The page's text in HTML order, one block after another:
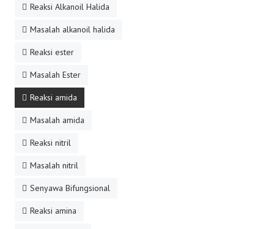
Reaksi Alkanoil Halida
Masalah alkanoil halida
Reaksi ester
Masalah Ester
Reaksi amida
Masalah amida
Reaksi nitril
Masalah nitril
Senyawa Bifungsional
Reaksi amina